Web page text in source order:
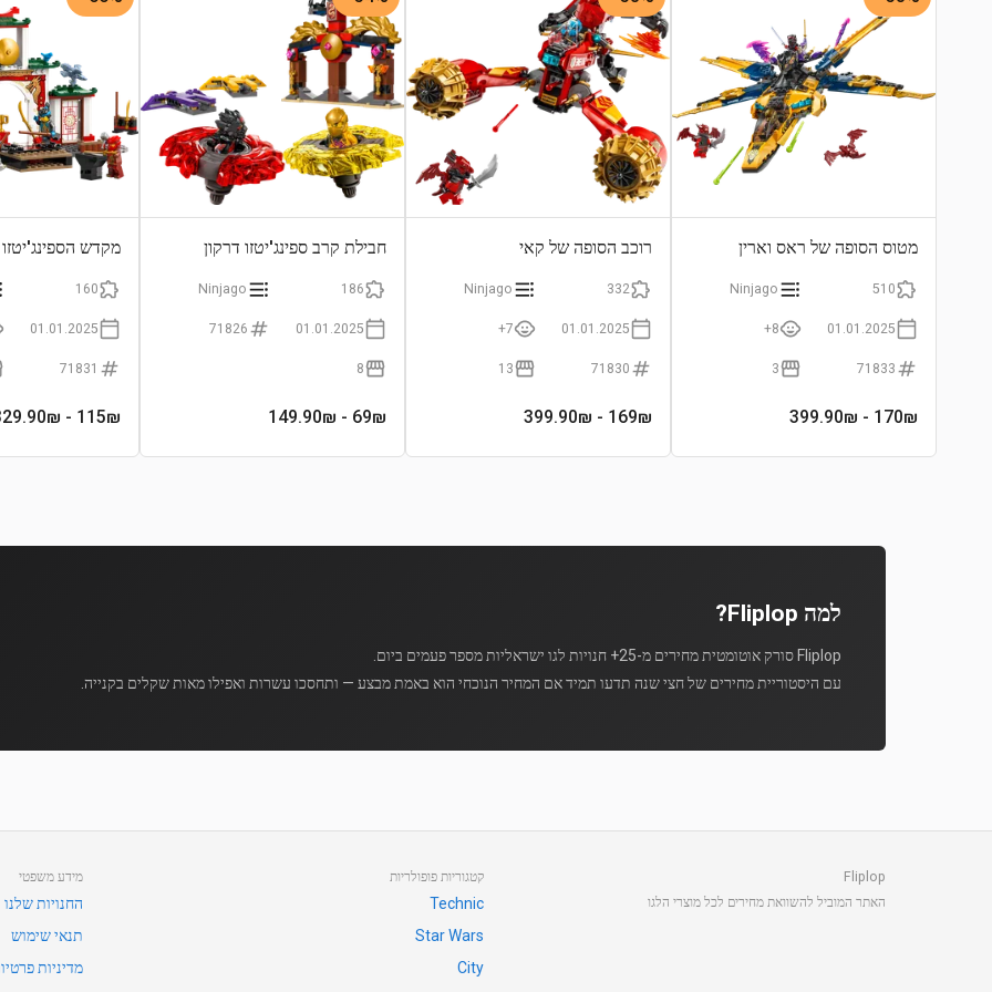
מטוס הסופה של ראס וארין
510
Ninjago
01.01.2025
8+
71833
3
170₪
- 399.90₪
רוכב הסופה של קאי
332
Ninjago
01.01.2025
7+
71830
13
169₪
- 399.90₪
חבילת קרב ספינג'יטזו דרקון
186
Ninjago
01.01.2025
71826
8
69₪
- 149.90₪
מקדש
160
01.01.2025
71831
115₪
- 329.90₪
למה Fliplop?
Fliplop סורק אוטומטית מחירים מ-25+ חנויות לגו ישראליות מספר פעמים ביום.
עם היסטוריית מחירים של חצי שנה תדעו תמיד אם המחיר הנוכחי הוא באמת מבצע — ותחסכו עשרות ואפילו מאות שקלים בקנייה.
Fliplop
האתר המוביל להשוואת מחירים לכל מוצרי הלגו
קטגוריות פופולריות
Technic
Star Wars
City
מידע משפטי
החנויות שלנו
תנאי שימוש
מדיניות